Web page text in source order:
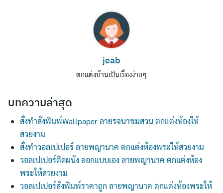
jeab
ตกแต่งบ้านเป็นเรื่องง่ายๆ
บทความล่าสุด
สั่งทำสั่งพิมพ์Wallpaper ลายรจนาชมสวน ตกแต่งห้องให้
สวยงาม
สั่งทำวอลเปเปอร์ ลายพญานาค ตกแต่งห้องพระให้สวยงาม
วอลเปเปอร์ติดผนัง ออกแบบเอง ลายพญานาค ตกแต่งห้อง
พระให้สวยงาม
วอลเปเปอร์สั่งพิมพ์ราคาถูก ลายพญานาค ตกแต่งห้องพระให้